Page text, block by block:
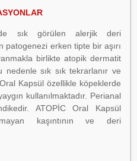
sık görülen alerjik deri
patogenezi erken tipte bir aşırı
birlikte atopik dermatit
nedenle sık sık tekrarlanır ve
Kapsül özellikle köpeklerde
kullanılmaktadır. Perianal
ATOPİC Oral Kapsül
kaşıntının ve deri